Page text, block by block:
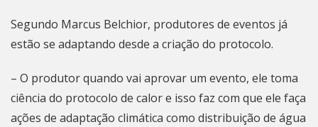
Segundo Marcus Belchior, produtores de eventos já
estão se adaptando desde a criação do protocolo.
– O produtor quando vai aprovar um evento, ele toma
ciência do protocolo de calor e isso faz com que ele faça
ações de adaptação climática como distribuição de água